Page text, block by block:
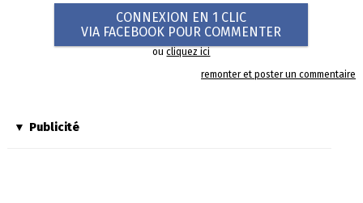
CONNEXION EN 1 CLIC
VIA FACEBOOK POUR COMMENTER
oucliquez ici
remonter et poster un commentaire
Publicité